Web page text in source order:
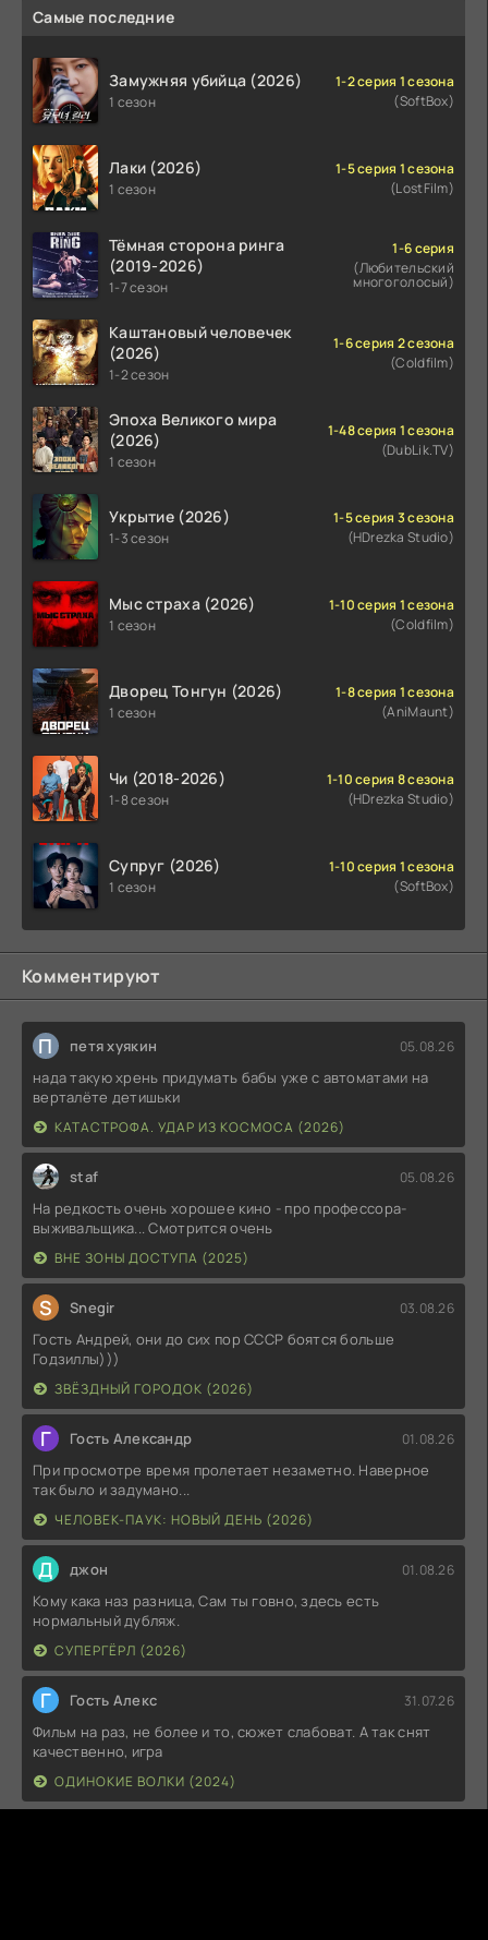
Самые последние
Замужняя убийца (2026)
1 сезон
1-2 серия 1 сезона
(SoftBox)
Лаки (2026)
1 сезон
1-5 серия 1 сезона
(LostFilm)
Тёмная сторона ринга
(2019-2026)
1-7 сезон
1-6 серия
(Любительский
многоголосый)
Каштановый человечек
(2026)
1-2 сезон
1-6 серия 2 сезона
(Coldfilm)
Эпоха Великого мира
(2026)
1 сезон
1-48 серия 1 сезона
(DubLik.TV)
Укрытие (2026)
1-3 сезон
1-5 серия 3 сезона
(HDrezka Studio)
Мыс страха (2026)
1 сезон
1-10 серия 1 сезона
(Coldfilm)
Дворец Тонгун (2026)
1 сезон
1-8 серия 1 сезона
(AniMaunt)
Чи (2018-2026)
1-8 сезон
1-10 серия 8 сезона
(HDrezka Studio)
Супруг (2026)
1 сезон
1-10 серия 1 сезона
(SoftBox)
Комментируют
П петя хуякин 05.08.26
нада такую хрень придумать бабы уже с автоматами на
верталёте детишьки
КАТАСТРОФА. УДАР ИЗ КОСМОСА (2026)
staf 05.08.26
На редкость очень хорошее кино - про профессора-
выживальщика... Смотрится очень
ВНЕ ЗОНЫ ДОСТУПА (2025)
S Snegir 03.08.26
Гость Андрей, они до сих пор СССР боятся больше
Годзиллы)))
ЗВЁЗДНЫЙ ГОРОДОК (2026)
Г Гость Александр 01.08.26
При просмотре время пролетает незаметно. Наверное
так было и задумано...
ЧЕЛОВЕК-ПАУК: НОВЫЙ ДЕНЬ (2026)
Д джон 01.08.26
Кому кака наз разница, Сам ты говно, здесь есть
нормальный дубляж.
СУПЕРГЁРЛ (2026)
Г Гость Алекс 31.07.26
Фильм на раз, не более и то, сюжет слабоват. А так снят
качественно, игра
ОДИНОКИЕ ВОЛКИ (2024)